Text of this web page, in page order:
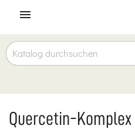

Quercetin-